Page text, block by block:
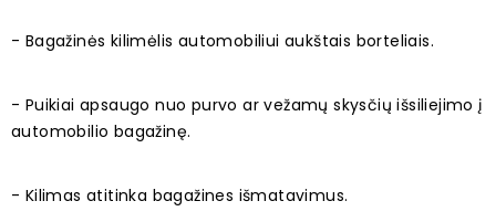
- Bagažinės kilimėlis automobiliui aukštais borteliais.
- Puikiai apsaugo nuo purvo ar vežamų skysčių išsiliejimo į
automobilio bagažinę.
- Kilimas atitinka bagažines išmatavimus.